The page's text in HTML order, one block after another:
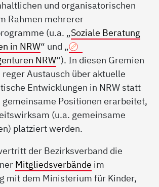
und organisatorischen
Rahmen mehrerer
(u.a. „Soziale Beratung
in NRW“ und „
NRW“). In diesen Gremien
Austausch über aktuelle
Entwicklungen in NRW statt
gemeinsame Positionen erarbeitet,
(u.a. gemeinsame
platziert werden.
der Bezirksverband die
Mitgliedsverbände im
mit dem Ministerium für Kinder,